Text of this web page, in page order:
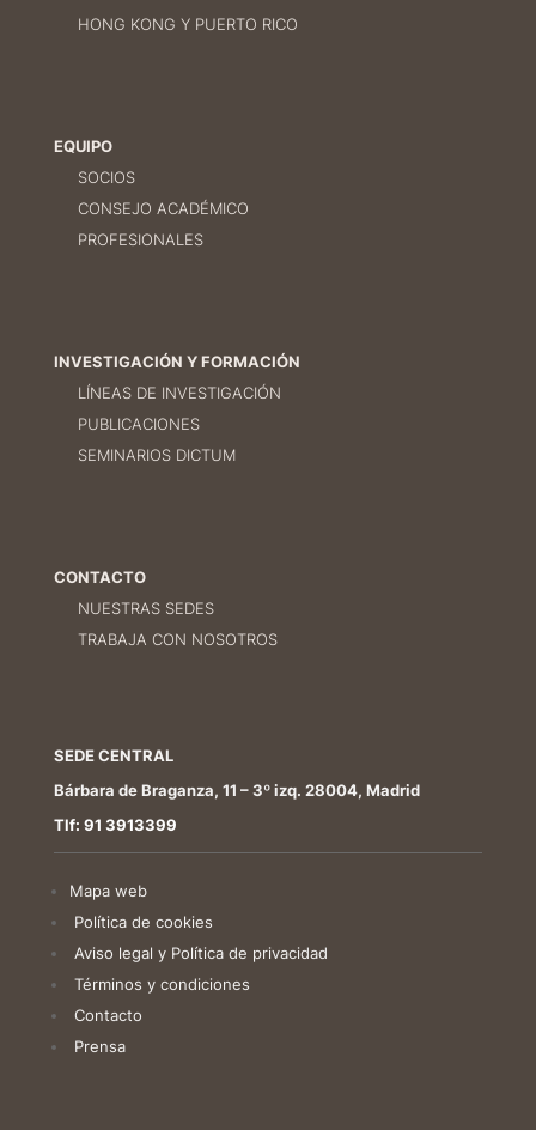
HONG KONG Y PUERTO RICO
EQUIPO
SOCIOS
CONSEJO ACADÉMICO
PROFESIONALES
INVESTIGACIÓN Y FORMACIÓN
LÍNEAS DE INVESTIGACIÓN
PUBLICACIONES
SEMINARIOS DICTUM
CONTACTO
NUESTRAS SEDES
TRABAJA CON NOSOTROS
SEDE CENTRAL
Bárbara de Braganza, 11 – 3º izq. 28004, Madrid
Tlf: 91 3913399
Mapa web
Política de cookies
Aviso legal y Política de privacidad
Términos y condiciones
Contacto
Prensa